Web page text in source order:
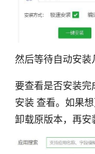
然后等待自动安装
要查看是否安装完
安装 查看。如果
卸载原版本，再安